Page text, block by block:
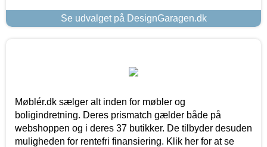
Se udvalget på DesignGaragen.dk
Møblér.dk sælger alt inden for møbler og
boligindretning. Deres prismatch gælder både på
webshoppen og i deres 37 butikker. De tilbyder desuden
muligheden for rentefri finansiering. Klik her for at se